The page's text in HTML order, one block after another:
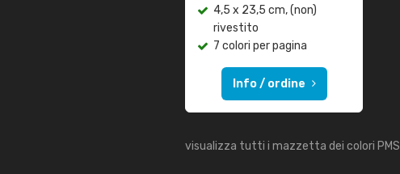
4,5 x 23,5 cm, (non)
rivestito
7 colori per pagina
Info / ordine
visualizza tutti i mazzetta dei colori PMS